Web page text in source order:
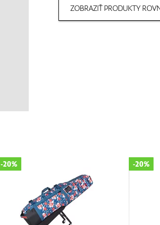
ZOBRAZIŤ PRODUKTY
-20% -20%